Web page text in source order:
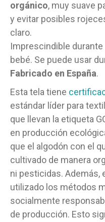
orgánico, muy suave
y evitar posibles
claro.
Imprescindible
bebé. Se puede usar
Fabricado en España.
Esta tela tiene
estándar líder para
que llevan la etiqueta
en producción
que el algodón con el
cultivado de manera
ni pesticidas. Además,
utilizado los métodos
socialmente
de producción. Esto